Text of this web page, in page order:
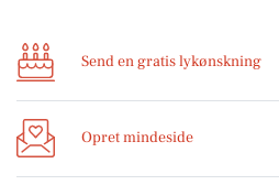
Send en gratis lykønskning
Opret mindeside